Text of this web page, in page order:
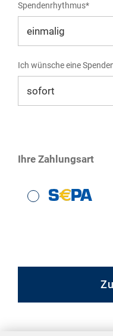
Spendenrhythmus*
Ich wünsche eine
Ihre Zahlungsart